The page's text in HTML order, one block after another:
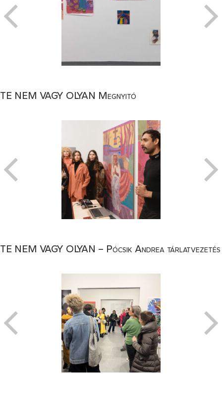
TE NEM VAGY OLYAN Megnyitó
TE NEM VAGY OLYAN – Pócsik Andrea tárlatvezetés